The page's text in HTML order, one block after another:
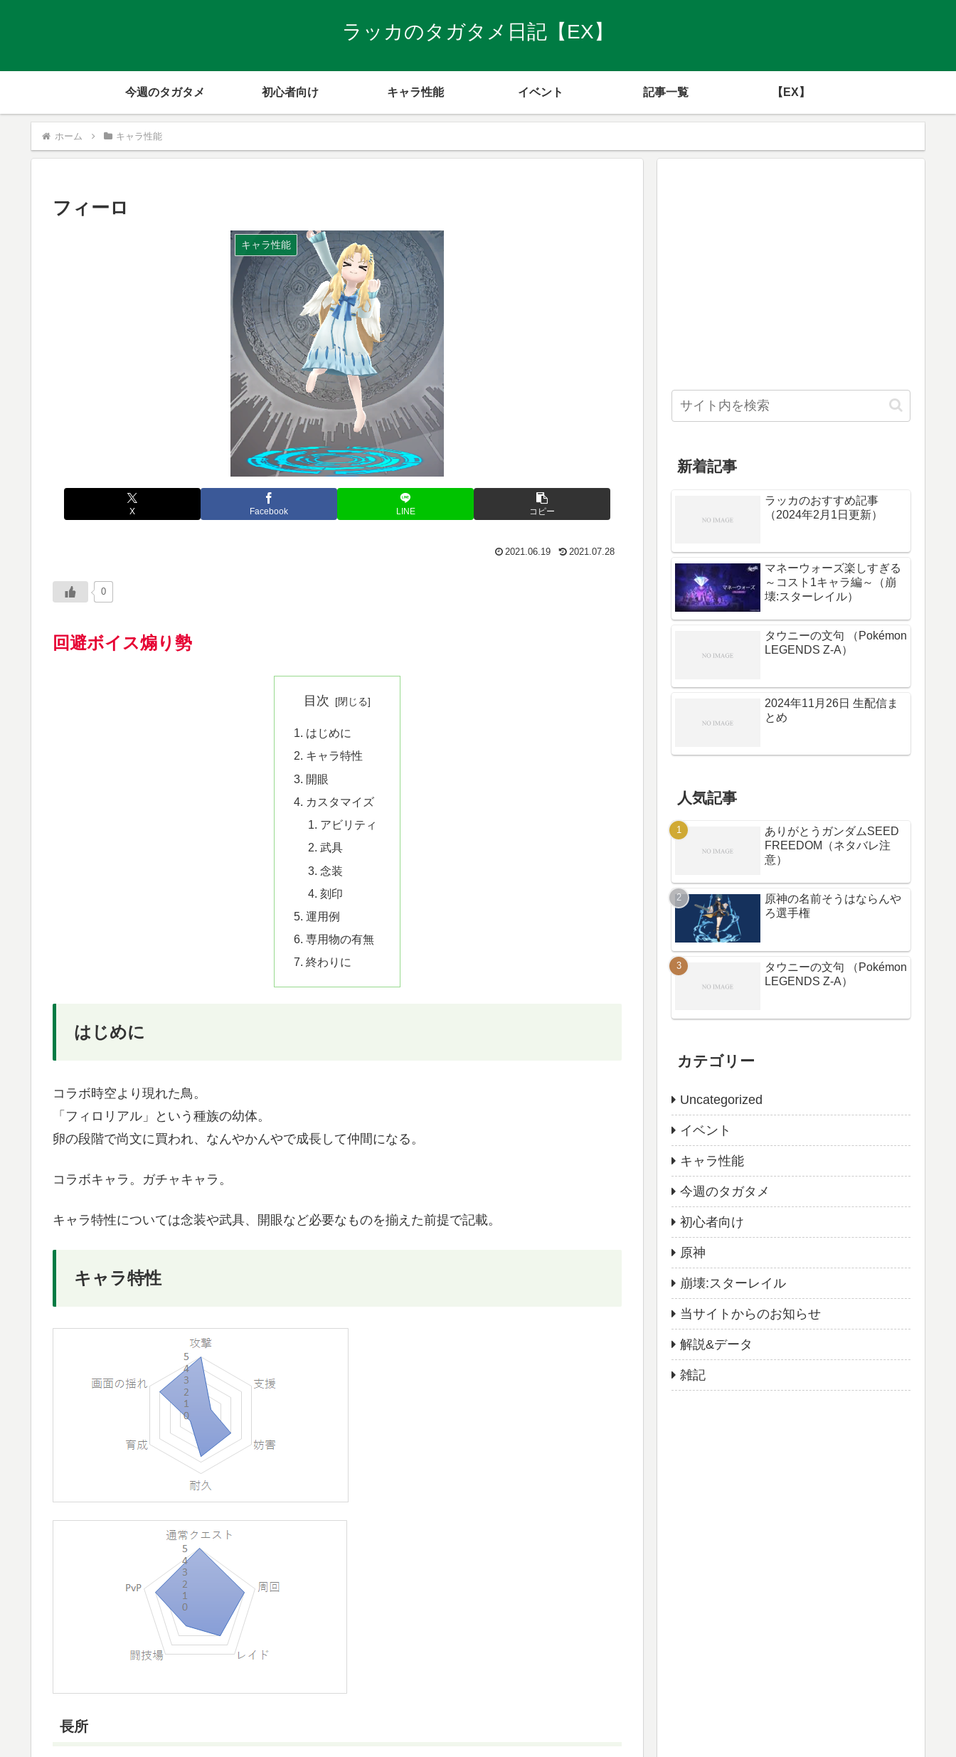
ラッカのタガタメ日記【EX】
今週のタガタメ 初心者向け キャラ性能 イベント 記事一覧 【EX】
ホーム キャラ性能
フィーロ
キャラ性能
X Facebook LINE コピー
2021.06.19 2021.07.28
0
回避ボイス煽り勢
目次
はじめに
キャラ特性
開眼
カスタマイズ
アビリティ
武具
念装
刻印
運用例
専用物の有無
終わりに
はじめに
コラボ時空より現れた鳥。
「フィロリアル」という種族の幼体。
卵の段階で尚文に買われ、なんやかんやで成長して仲間になる。
コラボキャラ。ガチャキャラ。
キャラ特性については念装や武具、開眼など必要なものを揃えた前提で記載。
キャラ特性
長所
新着記事
ラッカのおすすめ記事
（2024年2月1日更新）
マネーウォーズ楽しすぎる
～コスト1キャラ編～（崩
壊:スターレイル）
タウニーの文句 （Pokémon
LEGENDS Z-A）
2024年11月26日 生配信ま
とめ
人気記事
ありがとうガンダムSEED
FREEDOM（ネタバレ注
意）
原神の名前そうはならんや
ろ選手権
タウニーの文句 （Pokémon
LEGENDS Z-A）
カテゴリー
Uncategorized
イベント
キャラ性能
今週のタガタメ
初心者向け
原神
崩壊:スターレイル
当サイトからのお知らせ
解説&データ
雑記